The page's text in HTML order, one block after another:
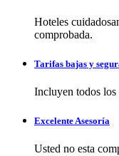
Hoteles
comprobada.
Tarifas bajas y
Incluyen todos los
Excelente Asesoría
Usted no esta